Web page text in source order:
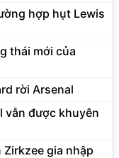
hợp hụt Lewis
thái mới của
rời Arsenal
vẫn được khuyên
gia nhập